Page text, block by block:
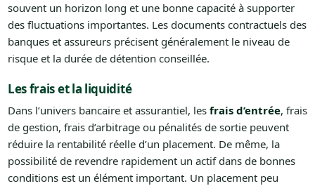
souvent un horizon long et une bonne capacité à supporter
des fluctuations importantes. Les documents contractuels des
banques et assureurs précisent généralement le niveau de
risque et la durée de détention conseillée.
Les frais et la liquidité
Dans l’univers bancaire et assurantiel, les frais d’entrée, frais
de gestion, frais d’arbitrage ou pénalités de sortie peuvent
réduire la rentabilité réelle d’un placement. De même, la
possibilité de revendre rapidement un actif dans de bonnes
conditions est un élément important. Un placement peu